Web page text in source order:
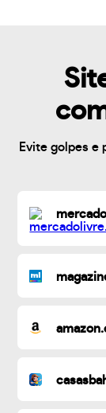
Evite golpes e